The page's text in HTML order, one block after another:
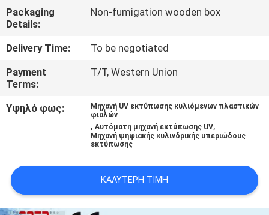
ΠΟΙΟΤΙΚΌΣ
ΈΛΕΓΧΟΣ
ΕΠΑΦΉ
ΝΈΑ
ΟΙ
ΠΕΡΙΠΤΏΣΕΙΣ
Packaging
Details:
Non-fumigation wooden box
Delivery Time:
To be negotiated
Payment
Terms:
T/T, Western Union
Υψηλό φως:
Μηχανή UV εκτύπωσης κυλιόμενων πλαστικών
φιαλών
,Αυτόματη μηχανή εκτύπωσης UV,
Μηχανή ψηφιακής κυλινδρικής υπεριώδους
εκτύπωσης
ΚΑΛΎΤΕΡΗ ΤΙΜΉ